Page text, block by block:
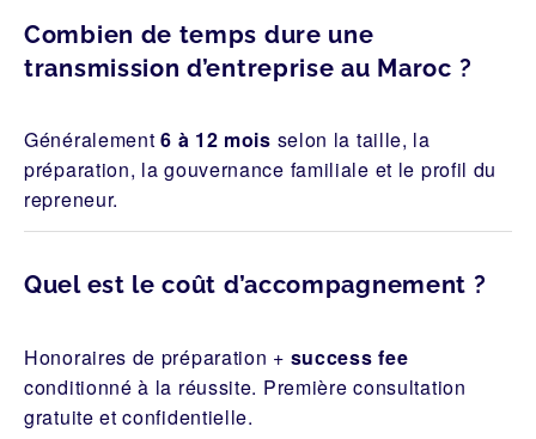
Combien de temps dure une
transmission d’entreprise au Maroc ?
Généralement6 à 12 mois selon la taille, la
préparation, la gouvernance familiale et le profil du
repreneur.
Quel est le coût d’accompagnement ?
Honoraires de préparation + success fee
conditionné à la réussite. Première consultation
gratuite et confidentielle.